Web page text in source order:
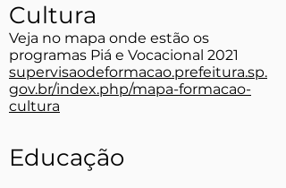
Cultura
Veja no mapa onde estão os
programas Piá e Vocacional 2021
supervisaodeformacao.prefeitura.sp.
gov.br/index.php/mapa-formacao-
cultura
Educação